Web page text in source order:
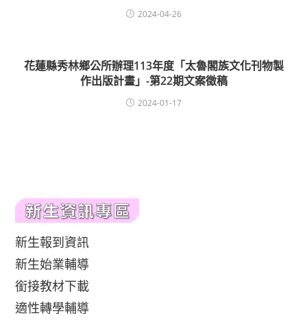
2024-04-26
花蓮縣秀林鄉公所辦理113年度「太魯閣族文化刊物製
作出版計畫」-第22期文案徵稿
2024-01-17
新生報到資訊
新生始業輔導
銜接教材下載
適性轉學輔導